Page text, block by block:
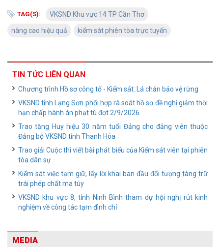
TAG(S): VKSND Khu vực 14 TP Cần Thơ
nâng cao hiệu quả kiểm sát phiên tòa trực tuyến
TIN TỨC LIÊN QUAN
Chương trình Hồ sơ công tố - Kiểm sát: Lá chắn bảo vệ rừng
VKSND tỉnh Lạng Sơn phối hợp rà soát hồ sơ đề nghị giảm thời
hạn chấp hành án phạt tù đợt 2/9/2026
Trao tặng Huy hiệu 30 năm tuổi Đảng cho đảng viên thuộc
Đảng bộ VKSND tỉnh Thanh Hóa
Trao giải Cuộc thi viết bài phát biểu của Kiểm sát viên tại phiên
tòa dân sự
Kiểm sát việc tạm giữ, lấy lời khai ban đầu đối tượng tàng trữ
trái phép chất ma túy
VKSND khu vực 8, tỉnh Ninh Bình tham dự hội nghị rút kinh
nghiệm về công tác tạm đình chỉ
MEDIA